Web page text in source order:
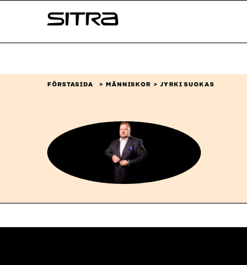
↓
Sitra
FÖRSTASIDA MÄNNISKOR JYRKI SUOKAS